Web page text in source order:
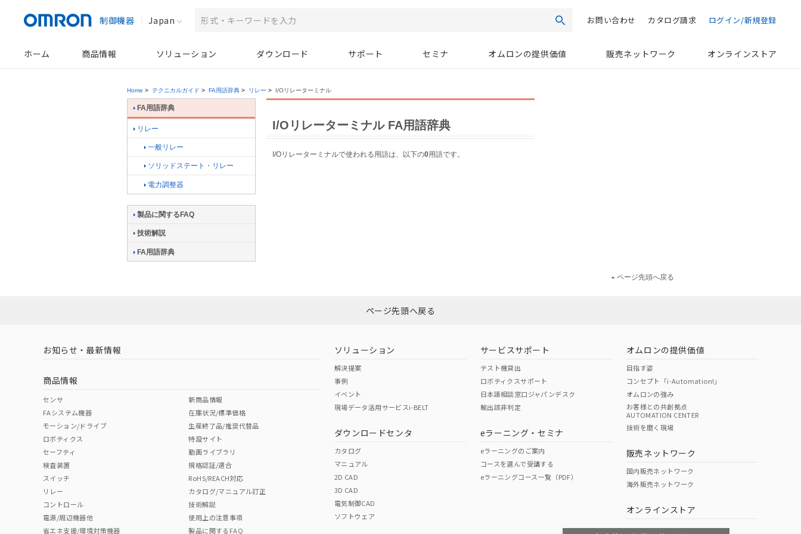
制御機器 Japan お問い合わせ カタログ請求 ログイン/新規登録
ホーム 商品情報 ソリューション ダウンロード サポート セミナ オムロンの提供価値 販売ネットワーク オンラインストア
Home > テクニカルガイド > FA用語辞典 > リレー > I/Oリレーターミナル
I/Oリレーターミナル FA用語辞典
I/Oリレーターミナルで使われる用語は、以下の0用語です。
FA用語辞典
リレー
一般リレー
ソリッドステート・リレー
電力調整器
製品に関するFAQ
技術解説
FA用語辞典
ページ先頭へ戻る
ページ先頭へ戻る
お知らせ・最新情報
商品情報
センサ
FAシステム機器
モーション/ドライブ
ロボティクス
セーフティ
検査装置
スイッチ
リレー
コントロール
電源/周辺機器他
省エネ支援/環境対策機器
新商品情報
在庫状況/標準価格
生産終了品/推奨代替品
特設サイト
動画ライブラリ
規格認証/適合
RoHS/REACH対応
カタログ/マニュアル訂正
技術解説
使用上の注意事項
製品に関するFAQ
ソリューション
解決提案
事例
イベント
現場データ活用サービスi-BELT
ダウンロードセンタ
カタログ
マニュアル
2D CAD
3D CAD
電気制御CAD
ソフトウェア
サービスサポート
テスト機貸出
ロボティクスサポート
日本語相談窓口ジャパンデスク
輸出該非判定
eラーニング・セミナ
eラーニングのご案内
コースを選んで受講する
eラーニングコース一覧（PDF）
オムロンの提供価値
目指す姿
コンセプト「i-Automation!」
オムロンの強み
お客様との共創拠点
AUTOMATION CENTER
技術を磨く現場
販売ネットワーク
国内販売ネットワーク
海外販売ネットワーク
オンラインストア